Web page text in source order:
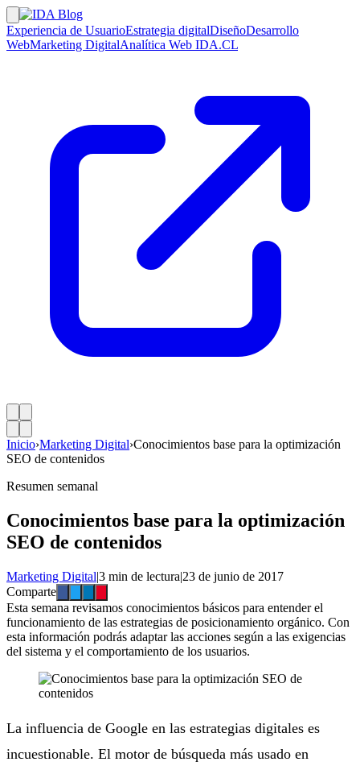
Experiencia de UsuarioEstrategia digitalDiseñoDesarrollo
WebMarketing DigitalAnalítica Web IDA.CL
Inicio›Marketing Digital›Conocimientos base para la optimización
SEO de contenidos
Resumen semanal
Conocimientos base para la optimización
SEO de contenidos
Marketing Digital|3 min de lectura|23 de junio de 2017
Comparte
Esta semana revisamos conocimientos básicos para entender el
funcionamiento de las estrategias de posicionamiento orgánico. Con
esta información podrás adaptar las acciones según a las exigencias
del sistema y el comportamiento de los usuarios.
La influencia de Google en las estrategias digitales es
incuestionable. El motor de búsqueda más usado en